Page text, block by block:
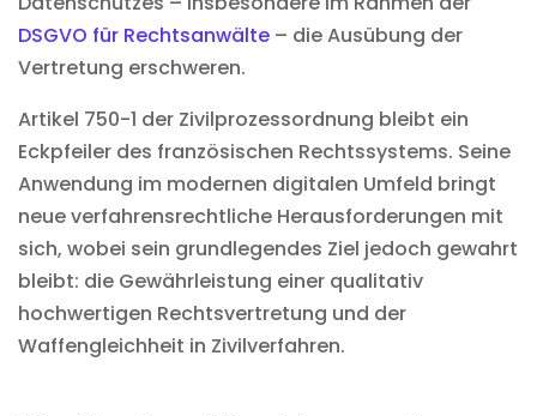
DSGVO für Rechtsanwälte – die Ausübung der
Vertretung erschweren.
Artikel 750-1 der Zivilprozessordnung bleibt ein
Eckpfeiler des französischen Rechtssystems. Seine
Anwendung im modernen digitalen Umfeld bringt
neue verfahrensrechtliche Herausforderungen mit
sich, wobei sein grundlegendes Ziel jedoch gewahrt
bleibt: die Gewährleistung einer qualitativ
hochwertigen Rechtsvertretung und der
Waffengleichheit in Zivilverfahren.